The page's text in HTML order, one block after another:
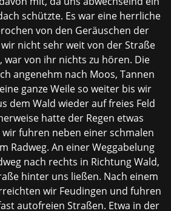
schützte. Es war eine herrliche
von den Geräuschen der
nicht sehr weit von der Straße
von ihr nichts zu hören. Die
angenehm nach Moos, Tannen
ganze Weile so weiter bis wir
dem Wald wieder auf freies Feld
hatte der Regen etwas
fuhren neben einer schmalen
Radweg. An einer Weggabelung
nach rechts in Richtung Wald,
hinter uns ließen. Nach einem
wir Feudingen und fuhren
autofreien Straßen. Etwa in der